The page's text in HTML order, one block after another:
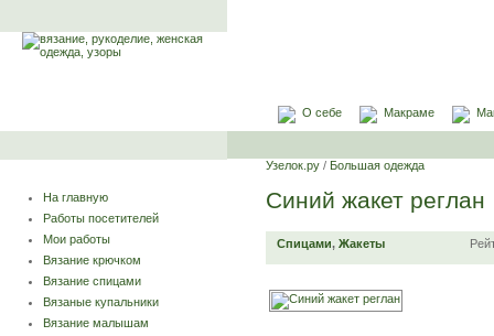
О себе Макраме
На главную
Работы посетителей
Мои работы
Вязание крючком
Вязание спицами
Вязаные купальники
Вязание малышам
Узелок.ру / Большая одежда
Синий жакет реглан
Спицами, Жакеты